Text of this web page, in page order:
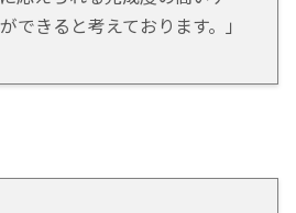
できると考えております。」